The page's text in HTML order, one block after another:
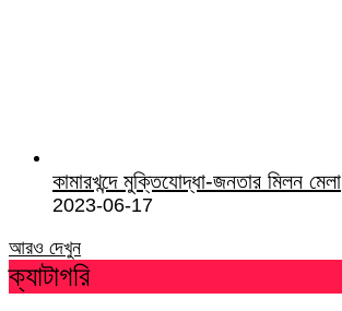
কামারখন্দে মুক্তিযোদ্ধা-জনতার মিলন মেলা
2023-06-17
আরও দেখুন
ক্যাটাগরি